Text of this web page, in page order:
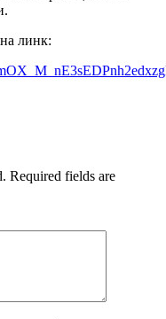
линк:
Required fields are